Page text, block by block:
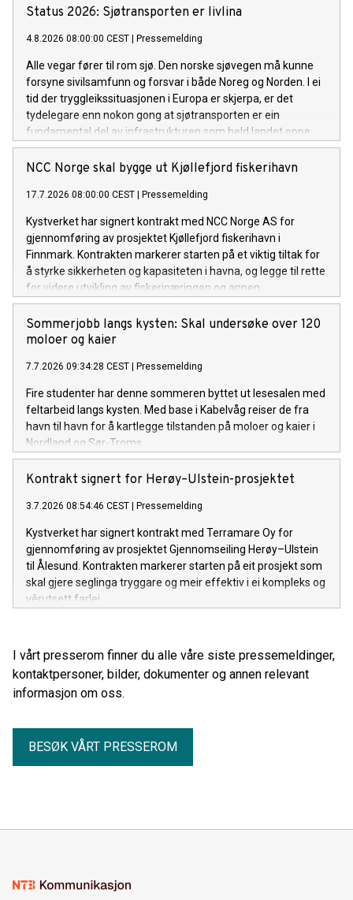
europeiske farvann. Dette er en ny normal som vi må
Status 2026: Sjøtransporten er livlina
4.8.2026 08:00:00 CEST | Pressemelding
Alle vegar fører til rom sjø. Den norske sjøvegen må kunne
forsyne sivilsamfunn og forsvar i både Noreg og Norden. I ei
tid der tryggleikssituasjonen i Europa er skjerpa, er det
tydelegare enn nokon gong at sjøtransporten er ein
fundamental del av infrastrukturen som held landet oppe.
Det gjeld i fredstid, i kriser og om det verste skulle skje.
NCC Norge skal bygge ut Kjøllefjord fiskerihavn
17.7.2026 08:00:00 CEST | Pressemelding
Kystverket har signert kontrakt med NCC Norge AS for
gjennomføring av prosjektet Kjøllefjord fiskerihavn i
Finnmark. Kontrakten markerer starten på et viktig tiltak for
å styrke sikkerheten og kapasiteten i havna, og legge til rette
for videre utvikling av fiskerinæringen og annen
næringsaktivitet i området.
Sommerjobb langs kysten: Skal undersøke over 120
moloer og kaier
7.7.2026 09:34:28 CEST | Pressemelding
Fire studenter har denne sommeren byttet ut lesesalen med
feltarbeid langs kysten. Med base i Kabelvåg reiser de fra
havn til havn for å kartlegge tilstanden på moloer og kaier i
Nordland og Sør-Troms.
Kontrakt signert for Herøy–Ulstein-prosjektet
3.7.2026 08:54:46 CEST | Pressemelding
Kystverket har signert kontrakt med Terramare Oy for
gjennomføring av prosjektet Gjennomseiling Herøy–Ulstein
til Ålesund. Kontrakten markerer starten på eit prosjekt som
skal gjere seglinga tryggare og meir effektiv i ei kompleks og
vêrutsett farlei.
I vårt presserom finner du alle våre siste pressemeldinger,
kontaktpersoner, bilder, dokumenter og annen relevant
informasjon om oss.
BESØK VÅRT PRESSEROM